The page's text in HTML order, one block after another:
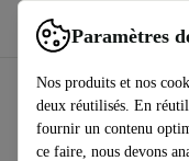
Paramètres
Nos produits et nos
deux réutilisés. En
fournir un contenu
ce faire, nous devons
Utilisez refurbed